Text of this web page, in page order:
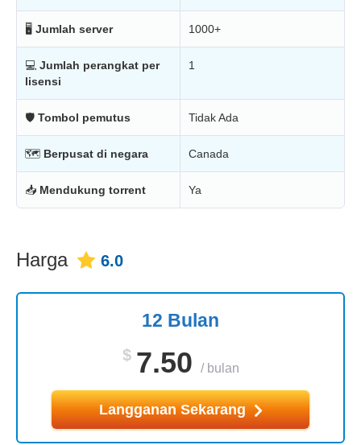
🖥 Jumlah server 1000+
💻 Jumlah perangkat per
lisensi
1
🛡 Tombol pemutus Tidak Ada
🗺 Berpusat di negara Canada
📥 Mendukung torrent Ya
Harga 6.0
12 Bulan
$ 7.50 / bulan
Langganan Sekarang